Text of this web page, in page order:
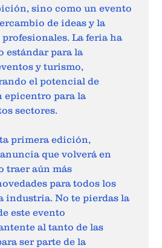
sino como un evento
de ideas y la
La feria ha
estándar para la
y turismo,
el potencial de
epicentro para la
sectores.
primera edición,
que volverá en
traer aún más
para todos los
industria. No te pierdas la
este evento
al tanto de las
ser parte de la